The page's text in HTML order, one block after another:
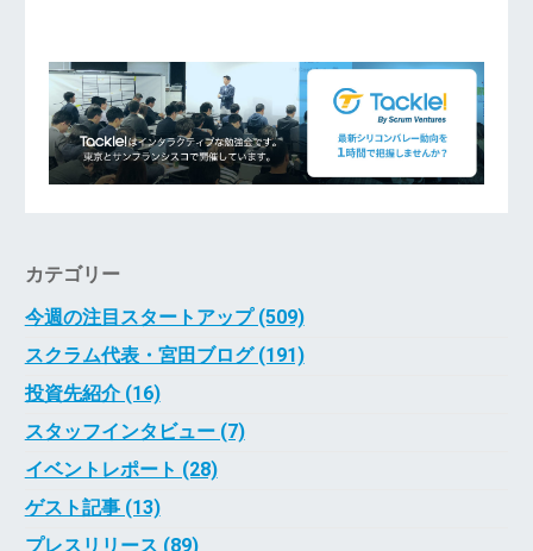
カテゴリー
今週の注目スタートアップ (509)
スクラム代表・宮田ブログ (191)
投資先紹介 (16)
スタッフインタビュー (7)
イベントレポート (28)
ゲスト記事 (13)
プレスリリース (89)